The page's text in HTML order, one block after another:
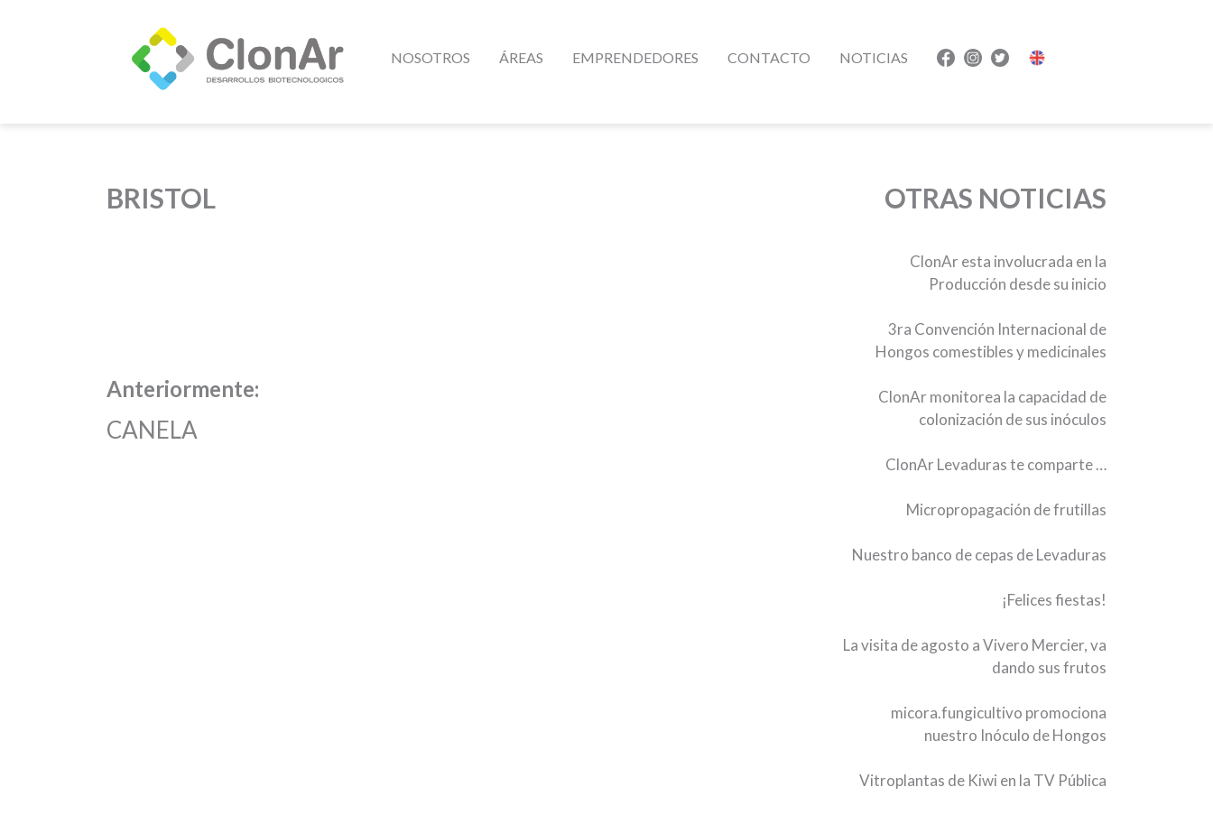
NOSOTROS ÁREAS EMPRENDEDORES CONTACTO NOTICIAS
BRISTOL
Anteriormente:
CANELA
OTRAS NOTICIAS
ClonAr esta involucrada en la
Producción desde su inicio
3ra Convención Internacional de
Hongos comestibles y medicinales
ClonAr monitorea la capacidad de
colonización de sus inóculos
ClonAr Levaduras te comparte …
Micropropagación de frutillas
Nuestro banco de cepas de Levaduras
¡Felices fiestas!
La visita de agosto a Vivero Mercier, va
dando sus frutos
micora.fungicultivo promociona
nuestro Inóculo de Hongos
Vitroplantas de Kiwi en la TV Pública